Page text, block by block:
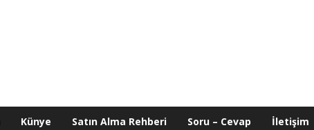
Künye Satın Alma Rehberi Soru – Cevap İletişim